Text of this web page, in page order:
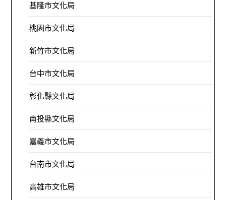
基隆市文化局
桃園市文化局
新竹市文化局
台中市文化局
彰化縣文化局
南投縣文化局
嘉義市文化局
台南市文化局
高雄市文化局